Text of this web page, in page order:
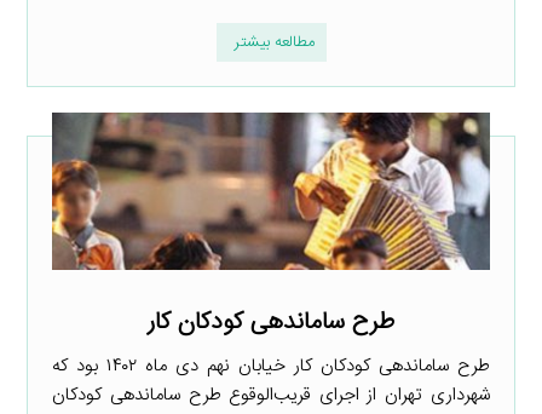
مطالعه بیشتر
طرح ساماندهی کودکان کار
طرح ساماندهی کودکان کار خیابان نهم دی ماه ۱۴۰۲ بود که
شهرداری تهران از اجرای قریب‌الوقوع طرح ساماندهی کودکان